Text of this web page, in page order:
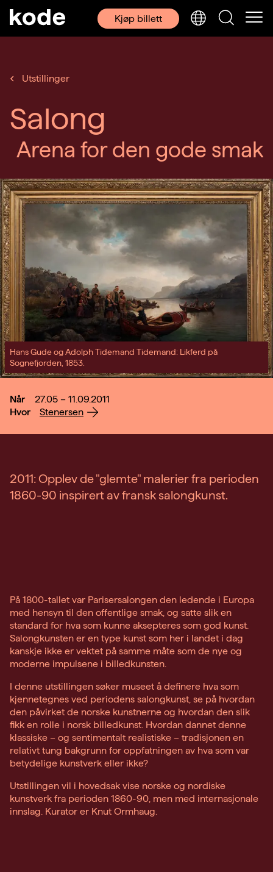
Kjøp billett
Utstillinger
Salong
Arena for den gode smak
Hans Gude og Adolph Tidemand Tidemand: Likferd på
Sognefjorden, 1853.
Når
27.05 – 11.09.2011
Hvor
Stenersen
2011: Opplev de "glemte" malerier fra perioden
1860-90 inspirert av fransk salongkunst.
På 1800-tallet var Parisersalongen den ledende i Europa
med hensyn til den offentlige smak, og satte slik en
standard for hva som kunne aksepteres som god kunst.
Salongkunsten er en type kunst som her i landet i dag
kanskje ikke er vektet på samme måte som de nye og
moderne impulsene i billedkunsten.
I denne utstillingen søker museet å definere hva som
kjennetegnes ved periodens salongkunst, se på hvordan
den påvirket de norske kunstnerne og hvordan den slik
fikk en rolle i norsk billedkunst. Hvordan dannet denne
klassiske – og sentimentalt realistiske – tradisjonen en
relativt tung bakgrunn for oppfatningen av hva som var
betydelige kunstverk eller ikke?
Utstillingen vil i hovedsak vise norske og nordiske
kunstverk fra perioden 1860-90, men med internasjonale
innslag. Kurator er Knut Ormhaug.